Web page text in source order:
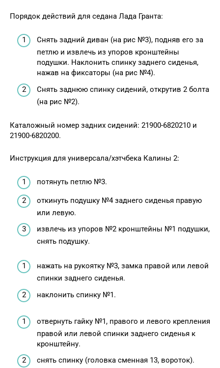
Порядок действий для седана Лада Гранта:
Снять задний диван (на рис №3), подняв его за
петлю и извлечь из упоров кронштейны
подушки. Наклонить спинку заднего сиденья,
нажав на фиксаторы (на рис №4).
Снять заднюю спинку сидений, открутив 2 болта
(на рис №2).
Каталожный номер задних сидений: 21900-6820210 и
21900-6820200.
Инструкция для универсала/хэтчбека Калины 2:
потянуть петлю №3.
откинуть подушку №4 заднего сиденья правую
или левую.
извлечь из упоров №2 кронштейны №1 подушки,
снять подушку.
нажать на рукоятку №3, замка правой или левой
спинки заднего сиденья.
наклонить спинку №1.
отвернуть гайку №1, правого и левого крепления
правой или левой спинки заднего сиденья к
кронштейну.
снять спинку (головка сменная 13, вороток).